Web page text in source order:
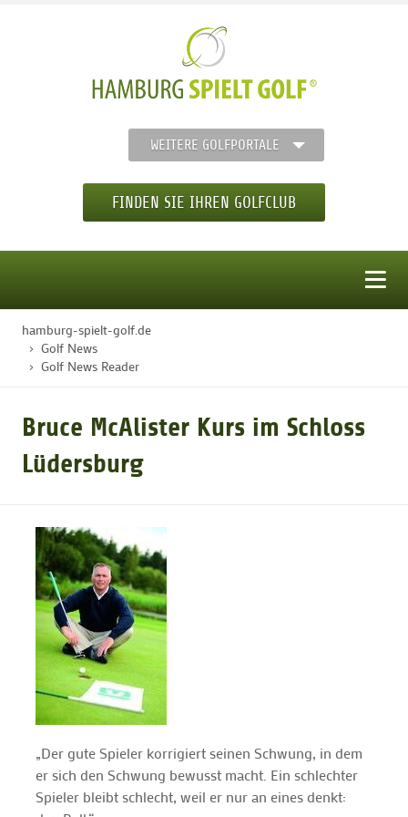
WEITERE GOLFPORTALE
FINDEN SIE IHREN GOLFCLUB
STARTSEITE
GOLFTURNIERE
MITGLIEDSCHAFT
GOLF NEWS
GOLFEINSTEIGER
GOLFHOTELS
hamburg-spielt-golf.de
Golf News
Golf News Reader
Bruce McAlister Kurs im Schloss
Lüdersburg
„Der gute Spieler korrigiert seinen Schwung, in dem
er sich den Schwung bewusst macht. Ein schlechter
Spieler bleibt schlecht, weil er nur an eines denkt: